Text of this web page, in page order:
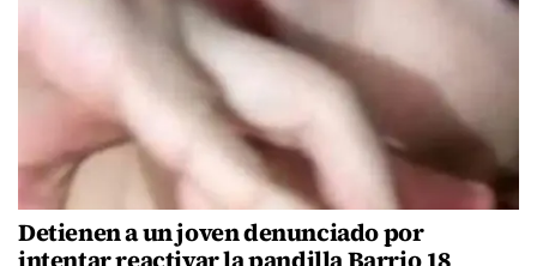
Detienen a un joven denunciado por